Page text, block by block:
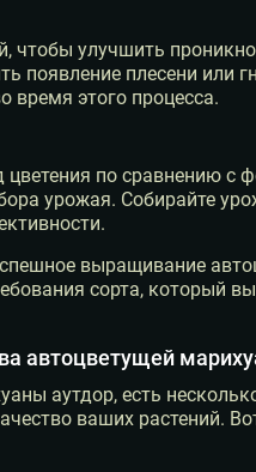
чтобы улучшить
плесени или
время этого процесса.
по сравнению с
урожая. Собирайте
выращивание
сорта, который
автоцветущей
аутдор, есть
ваших растений.